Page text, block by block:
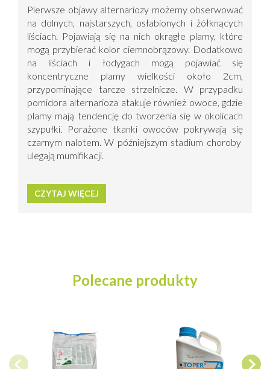
Pierwsze objawy alternariozy możemy obserwować
na dolnych, najstarszych, osłabionych i żółknących
liściach. Pojawiają się na nich okrągłe plamy, które
mogą przybierać kolor ciemnobrązowy. Dodatkowo
na liściach i łodygach mogą pojawiać się
koncentryczne plamy wielkości około 2cm,
przypominające tarcze strzelnicze. W przypadku
pomidora alternarioza atakuje również owoce, gdzie
plamy mają tendencję do tworzenia się w okolicach
szypułki. Porażone tkanki owoców pokrywają się
czarnym nalotem. W późniejszym stadium choroby
ulegają mumifikacji.
CZYTAJ WIĘCEJ
Polecane produkty